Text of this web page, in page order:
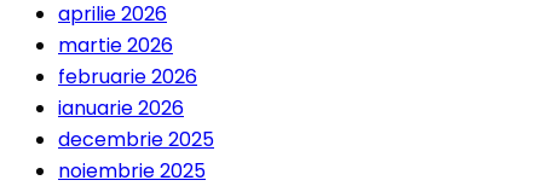
aprilie 2026
martie 2026
februarie 2026
ianuarie 2026
decembrie 2025
noiembrie 2025